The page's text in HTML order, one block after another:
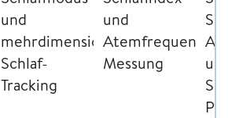
und
mehrdimensionales
Schlaf-
Tracking
und
Atemfrequenz-
Messung